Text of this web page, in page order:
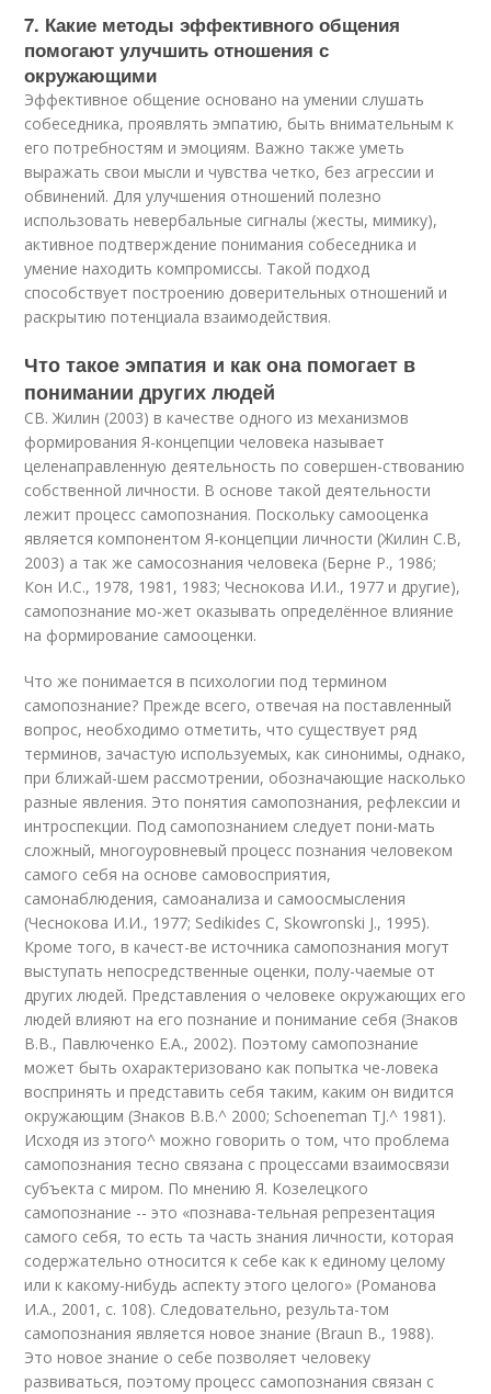
7. Какие методы эффективного общения
помогают улучшить отношения с
окружающими
Эффективное общение основано на умении слушать
собеседника, проявлять эмпатию, быть внимательным к
его потребностям и эмоциям. Важно также уметь
выражать свои мысли и чувства четко, без агрессии и
обвинений. Для улучшения отношений полезно
использовать невербальные сигналы (жесты, мимику),
активное подтверждение понимания собеседника и
умение находить компромиссы. Такой подход
способствует построению доверительных отношений и
раскрытию потенциала взаимодействия.
Что такое эмпатия и как она помогает в
понимании других людей
СВ. Жилин (2003) в качестве одного из механизмов
формирования Я-концепции человека называет
целенаправленную деятельность по совершен-ствованию
собственной личности. В основе такой деятельности
лежит процесс самопознания. Поскольку самооценка
является компонентом Я-концепции личности (Жилин С.В,
2003) а так же самосознания человека (Берне Р., 1986;
Кон И.С., 1978, 1981, 1983; Чеснокова И.И., 1977 и другие),
самопознание мо-жет оказывать определённое влияние
на формирование самооценки.
Что же понимается в психологии под термином
самопознание? Прежде всего, отвечая на поставленный
вопрос, необходимо отметить, что существует ряд
терминов, зачастую используемых, как синонимы, однако,
при ближай-шем рассмотрении, обозначающие насколько
разные явления. Это понятия самопознания, рефлексии и
интроспекции. Под самопознанием следует пони-мать
сложный, многоуровневый процесс познания человеком
самого себя на основе самовосприятия,
самонаблюдения, самоанализа и самоосмысления
(Чеснокова И.И., 1977; Sedikides С, Skowronski J., 1995).
Кроме того, в качест-ве источника самопознания могут
выступать непосредственные оценки, полу-чаемые от
других людей. Представления о человеке окружающих его
людей влияют на его познание и понимание себя (Знаков
В.В., Павлюченко Е.А., 2002). Поэтому самопознание
может быть охарактеризовано как попытка че-ловека
воспринять и представить себя таким, каким он видится
окружающим (Знаков В.В.^ 2000; Schoeneman TJ.^ 1981).
Исходя из этого^ можно говорить о том, что проблема
самопознания тесно связана с процессами взаимосвязи
субъекта с миром. По мнению Я. Козелецкого
самопознание -- это «познава-тельная репрезентация
самого себя, то есть та часть знания личности, которая
содержательно относится к себе как к единому целому
или к какому-нибудь аспекту этого целого» (Романова
И.А., 2001, с. 108). Следовательно, результа-том
самопознания является новое знание (Braun В., 1988).
Это новое знание о себе позволяет человеку
развиваться, поэтому процесс самопознания связан с